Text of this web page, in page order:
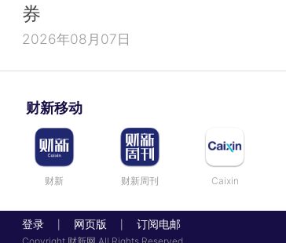
券
2026年08月07日
财新移动
财新 财新周刊 Caixin
登录 网页版 订阅电邮